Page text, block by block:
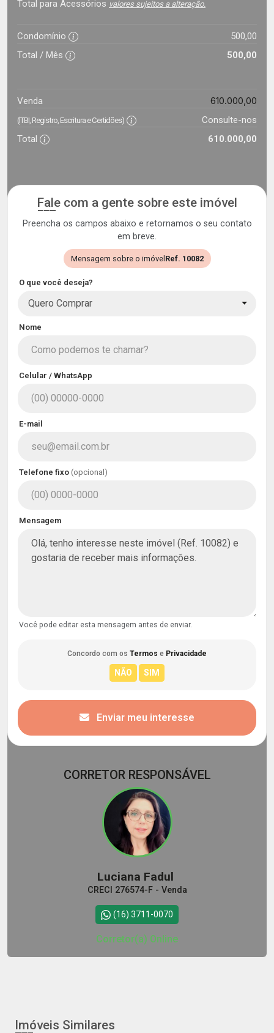
Total para Acessórios valores sujeitos a alteração.
Condomínio
500,00
Total / Mês
500,00
Venda 610.000,00
(ITBI, Registro, Escritura e Certidões)
Consulte-nos
Total
610.000,00
Fale com a gente sobre este imóvel
Preencha os campos abaixo e retornamos o seu contato
em breve.
Mensagem sobre o imóvel Ref. 10082
O que você deseja?
Quero Comprar
Nome
Celular / WhatsApp
E-mail
Telefone fixo (opcional)
Mensagem
Você pode editar esta mensagem antes de enviar.
Concordo com os Termos e Privacidade
Enviar meu interesse
CORRETOR RESPONSÁVEL
Luciana Fadul
CRECI 276574-F - Venda
(16) 3711-0070
Corretor(a) Online
Imóveis Similares